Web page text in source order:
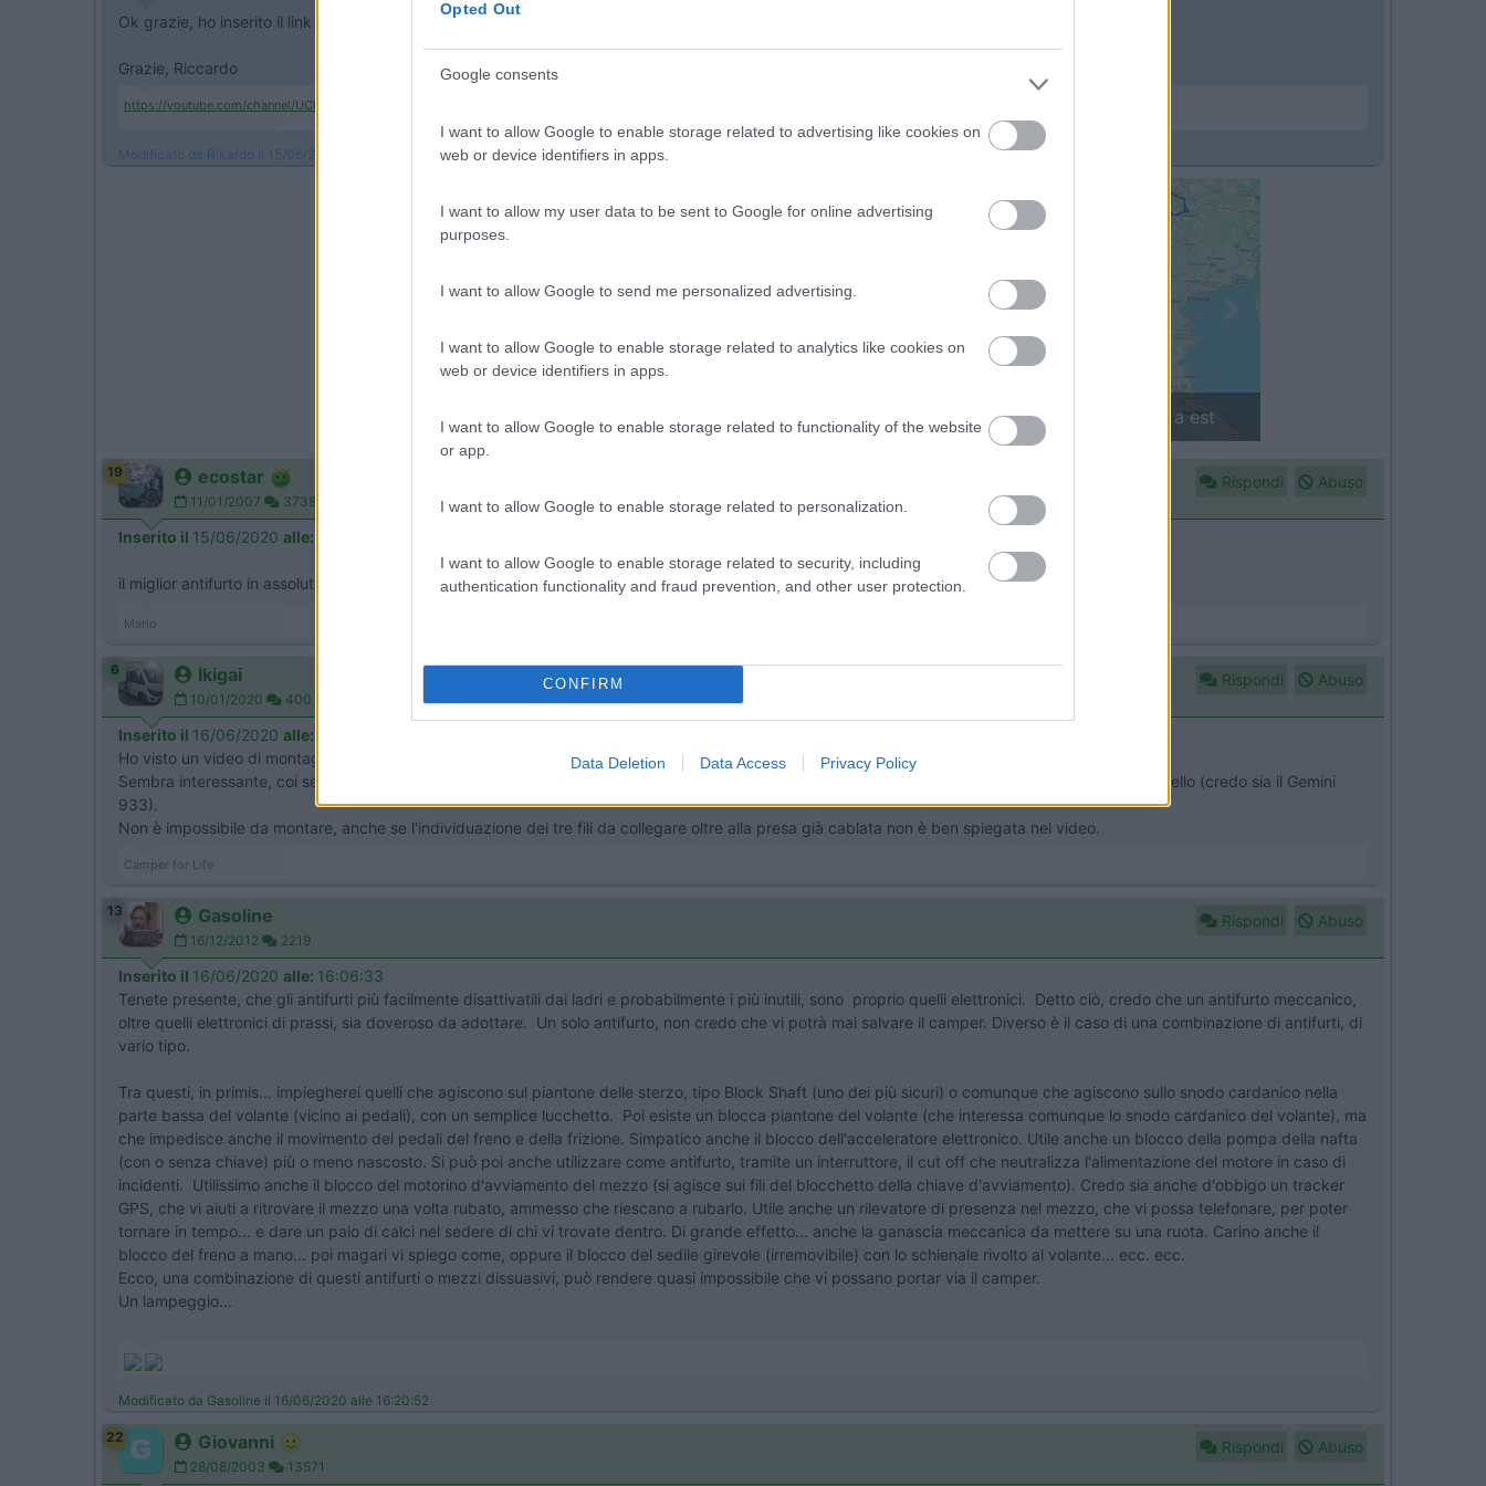
Opted Out
Google consents
I want to allow Google to enable storage related to advertising like cookies on
web or device identifiers in apps.
I want to allow my user data to be sent to Google for online advertising
purposes.
I want to allow Google to send me personalized advertising.
I want to allow Google to enable storage related to analytics like cookies on
web or device identifiers in apps.
I want to allow Google to enable storage related to functionality of the website
or app.
I want to allow Google to enable storage related to personalization.
I want to allow Google to enable storage related to security, including
authentication functionality and fraud prevention, and other user protection.
CONFIRM
Data Deletion Data Access Privacy Policy
Ok grazie, ho inserito il link anche del CNA, tu c'è l'hai? Funziona bene? L'hai installato tu?
Grazie, Riccardo
https://youtube.com/channel/UCI...
Modificato da Rikardo il 15/06/2020 alle 21:31:13
Finlandia in camper: il piccolo sentiero
19 ecostar
11/01/2007 37388
Rispondi Abuso
Inserito il 15/06/2020 alle:
il miglior antifurto in assoluto è la suocera , più rompe piu protegge
Mario
6 Ikigai
10/01/2020 400
Rispondi Abuso
Inserito il 16/06/2020 alle:
Ho visto un video di montaggio di un Gemini da parte di Ippocamper, su YouTube.
Sembra interessante, coi sensori anche per le porte e gavoni, e i volumetrici disattivabili anche da telecomando originale. Solo che non dice il modello (credo sia il Gemini
933).
Non è impossibile da montare, anche se l'individuazione dei tre fili da collegare oltre alla presa già cablata non è ben spiegata nel video.
Camper for Life
13 Gasoline
16/12/2012 2219
Rispondi Abuso
Inserito il 16/06/2020 alle: 16:06:33
Tenete presente, che gli antifurti più facilmente disattivatili dai ladri e probabilmente i più inutili, sono proprio quelli elettronici. Detto ciò, credo che un antifurto meccanico,
oltre quelli elettronici di prassi, sia doveroso da adottare. Un solo antifurto, non credo che vi potrà mai salvare il camper. Diverso è il caso di una combinazione di antifurti, di
vario tipo.
Tra questi, in primis... impiegherei quelli che agiscono sul piantone delle sterzo, tipo Block Shaft (uno dei più sicuri) o comunque che agiscono sullo snodo cardanico nella
parte bassa del volante (vicino ai pedali), con un semplice lucchetto. Poi esiste un blocca piantone del volante (che interessa comunque lo snodo cardanico del volante), ma
che impedisce anche il movimento dei pedali del freno e della frizione. Simpatico anche il blocco dell'acceleratore elettronico. Utile anche un blocco della pompa della nafta
(con o senza chiave) più o meno nascosto. Si può poi anche utilizzare come antifurto, tramite un interruttore, il cut off che neutralizza l'alimentazione del motore in caso di
incidenti. Utilissimo anche il blocco del motorino d'avviamento del mezzo (si agisce sui fili del blocchetto della chiave d'avviamento). Credo sia anche d'obbigo un tracker
GPS, che vi aiuti a ritrovare il mezzo una volta rubato, ammesso che riescano a rubarlo. Utile anche un rilevatore di presenza nel mezzo, che vi possa telefonare, per poter
tornare in tempo... e dare un paio di calci nel sedere di chi vi trovate dentro. Di grande effetto... anche la ganascia meccanica da mettere su una ruota. Carino anche il
blocco del freno a mano... poi magari vi spiego come, oppure il blocco del sedile girevole (irremovibile) con lo schienale rivolto al volante... ecc. ecc.
Ecco, una combinazione di questi antifurti o mezzi dissuasivi, può rendere quasi impossibile che vi possano portar via il camper.
Un lampeggio...
Modificato da Gasoline il 16/06/2020 alle 16:20:52
22 Giovanni
28/08/2003 13571
Rispondi Abuso